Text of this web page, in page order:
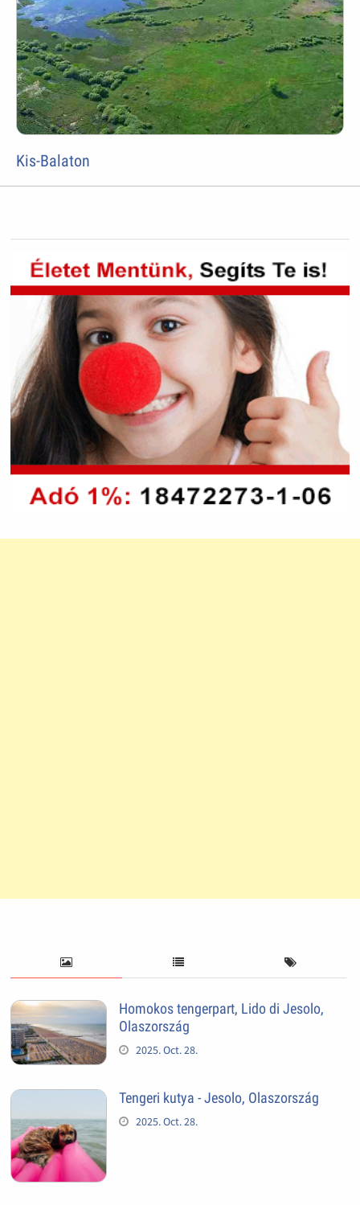
Kis-Balaton
Homokos tengerpart, Lido di Jesolo,
Olaszország
2025. Oct. 28.
Tengeri kutya - Jesolo, Olaszország
2025. Oct. 28.